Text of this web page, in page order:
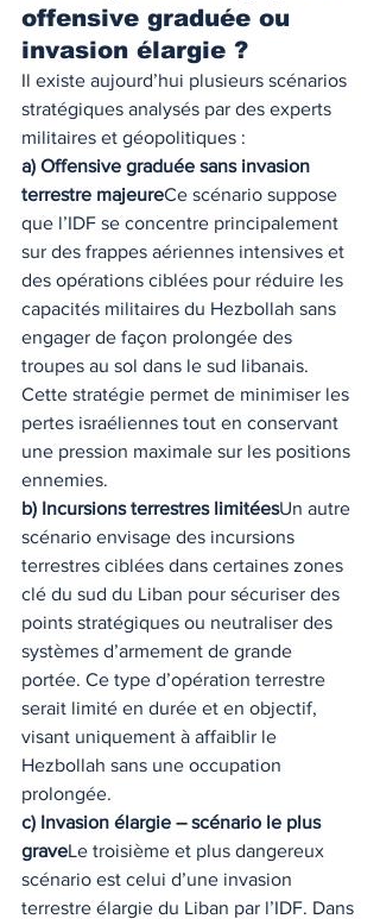
offensive graduée ou
invasion élargie ?
Il existe aujourd’hui plusieurs scénarios
stratégiques analysés par des experts
militaires et géopolitiques :
a) Offensive graduée sans invasion
terrestre majeureCe scénario suppose
que l’IDF se concentre principalement
sur des frappes aériennes intensives et
des opérations ciblées pour réduire les
capacités militaires du Hezbollah sans
engager de façon prolongée des
troupes au sol dans le sud libanais.
Cette stratégie permet de minimiser les
pertes israéliennes tout en conservant
une pression maximale sur les positions
ennemies.
b) Incursions terrestres limitéesUn autre
scénario envisage des incursions
terrestres ciblées dans certaines zones
clé du sud du Liban pour sécuriser des
points stratégiques ou neutraliser des
systèmes d’armement de grande
portée. Ce type d’opération terrestre
serait limité en durée et en objectif,
visant uniquement à affaiblir le
Hezbollah sans une occupation
prolongée.
c) Invasion élargie – scénario le plus
graveLe troisième et plus dangereux
scénario est celui d’une invasion
terrestre élargie du Liban par l’IDF. Dans